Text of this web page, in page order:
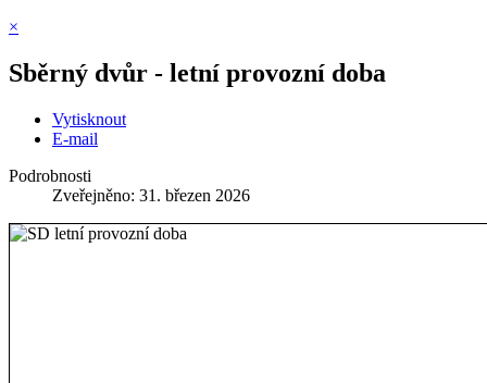
×
Sběrný dvůr - letní provozní doba
Vytisknout
E-mail
Podrobnosti
Zveřejněno: 31. březen 2026